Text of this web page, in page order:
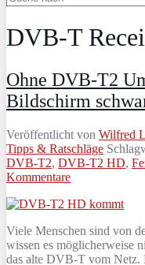
DVB-T
Ohne DVB-T2
Bildschirm
Veröffentlicht von Wilfred
Tipps & Ratschläge
DVB-T2, DVB-T2 HD,
Kommentare
Viele Menschen sind von
wissen es möglicherweise
das alte DVB-T vom Netz.